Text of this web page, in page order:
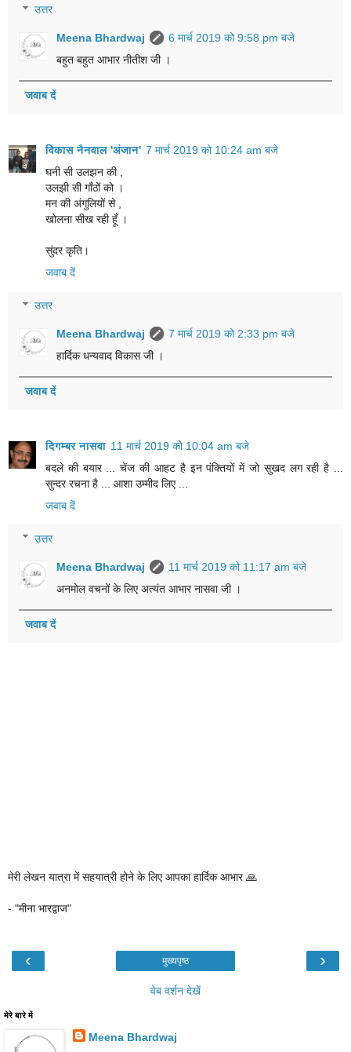
उत्तर
Meena Bhardwaj
6 मार्च 2019 को 9:58 pm बजे
बहुत बहुत आभार नीतीश जी ।
जवाब दें
विकास नैनवाल 'अंजान' 7 मार्च 2019 को 10:24 am बजे
घनी सी उलझन की ,
उलझी सी गाँठों को ।
मन की अंगुलियों से ,
खोलना सीख रही हूँ ।
सुंदर कृति।
जवाब दें
उत्तर
Meena Bhardwaj
7 मार्च 2019 को 2:33 pm बजे
हार्दिक धन्यवाद विकास जी ।
जवाब दें
दिगम्बर नासवा 11 मार्च 2019 को 10:04 am बजे
बदले की बयार ... चेंज की आहट है इन पंक्तियों में जो सुखद लग रही है ...
सुन्दर रचना है ... आशा उम्मीद लिए ...
जवाब दें
उत्तर
Meena Bhardwaj
11 मार्च 2019 को 11:17 am बजे
अनमोल वचनों के लिए अत्यंत आभार नासवा जी ।
जवाब दें
मेरी लेखन यात्रा में सहयात्री होने के लिए आपका हार्दिक आभार 🙏
- "मीना भारद्वाज"
‹ ›
मुख्यपृष्ठ
वेब वर्शन देखें
मेरे बारे में
Meena Bhardwaj